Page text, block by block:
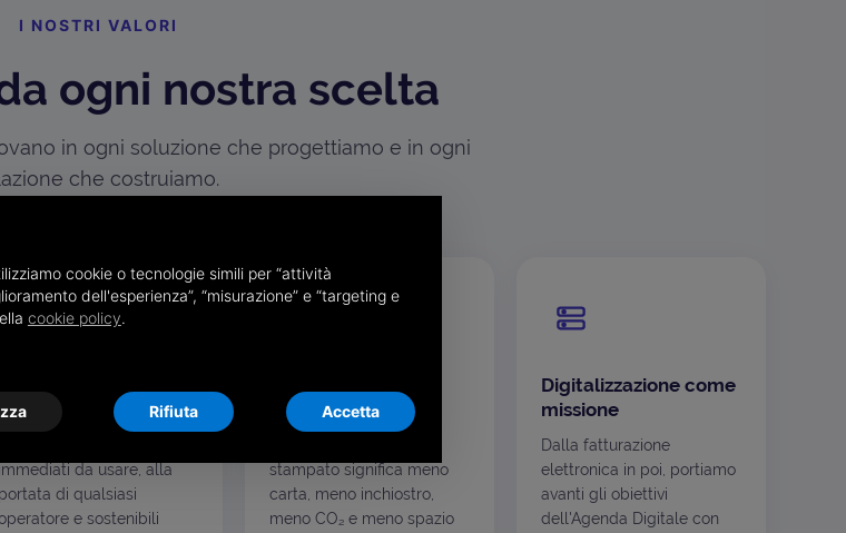
I NOSTRI VALORI
ogni nostra scelta
in ogni soluzione che progettiamo e in ogni
che costruiamo.
è la nostra
immediati da usare, alla
portata di qualsiasi
e sostenibili
l'ambiente
stampato significa meno
carta, meno inchiostro,
meno CO₂ e meno spazio
Digitalizzazione come
missione
Dalla fatturazione
elettronica in poi, portiamo
avanti gli obiettivi
dell'Agenda Digitale con
cookie o tecnologie simili per “attività
dell'esperienza”, “misurazione” e “targeting e
cookie policy.
Rifiuta Accetta